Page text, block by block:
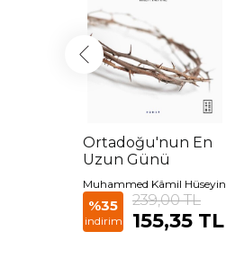
Ortadoğu'nun En
Uzun Günü
Muhammed Kâmil Hüseyin
%35
indirim
239,00 TL
155,35 TL